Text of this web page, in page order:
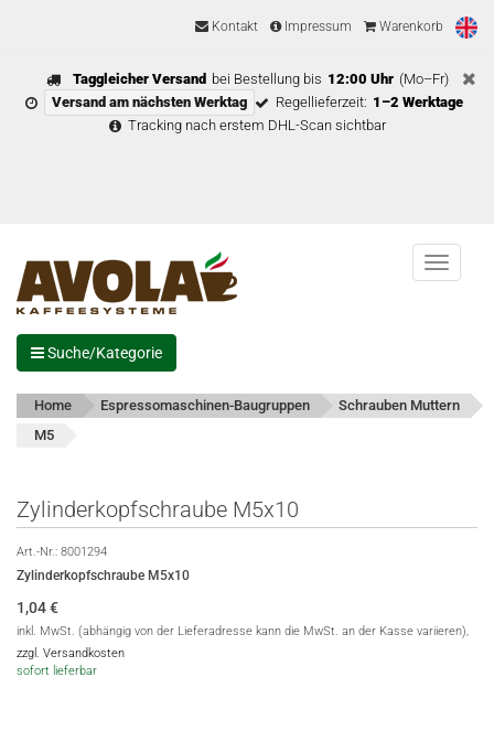
Kontakt Impressum Warenkorb
Taggleicher Versand bei Bestellung bis 12:00 Uhr (Mo–Fr)
Versand am nächsten Werktag
Regellieferzeit: 1–2 Werktage
Tracking nach erstem DHL-Scan sichtbar
Menu
Suche/Kategorie
Home Espressomaschinen-Baugruppen
Schrauben Muttern
M5
Zylinderkopfschraube M5x10
Art.-Nr.: 8001294
Zylinderkopfschraube M5x10
1,04€
inkl. MwSt. (abhängig von der Lieferadresse kann die MwSt. an der Kasse variieren),
zzgl. Versandkosten
sofort lieferbar